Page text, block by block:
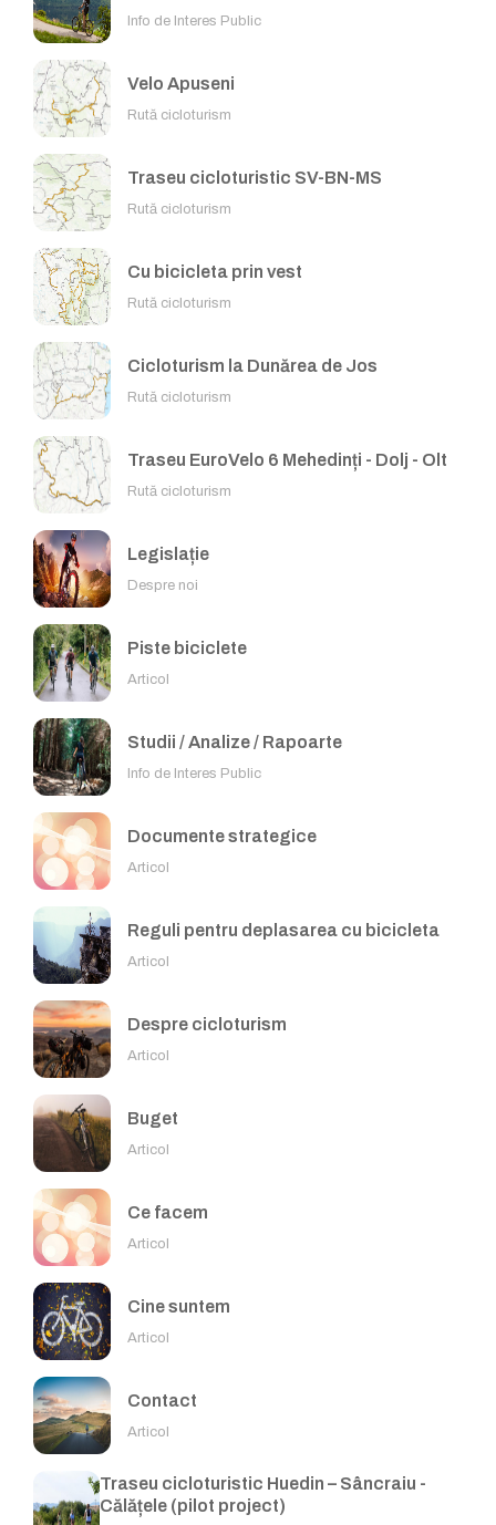
Info de Interes Public
Velo Apuseni
Rută cicloturism
Traseu cicloturistic SV-BN-MS
Rută cicloturism
Cu bicicleta prin vest
Rută cicloturism
Cicloturism la Dunărea de Jos
Rută cicloturism
Traseu EuroVelo 6 Mehedinți - Dolj - Olt
Rută cicloturism
Legislație
Despre noi
Piste biciclete
Articol
Studii / Analize / Rapoarte
Info de Interes Public
Documente strategice
Articol
Reguli pentru deplasarea cu bicicleta
Articol
Despre cicloturism
Articol
Buget
Articol
Ce facem
Articol
Cine suntem
Articol
Contact
Articol
Traseu cicloturistic Huedin – Sâncraiu -
Călățele (pilot project)